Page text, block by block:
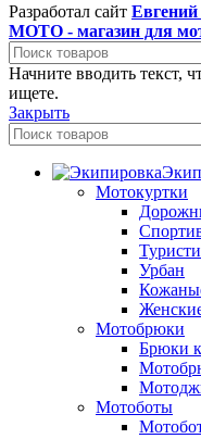
Разработал сайт
МОТО - магазин для
Начните вводить текст,
ищете.
Закрыть
Мотокуртки
Урбан
Мотобрюки
Брюки
Мотоботы